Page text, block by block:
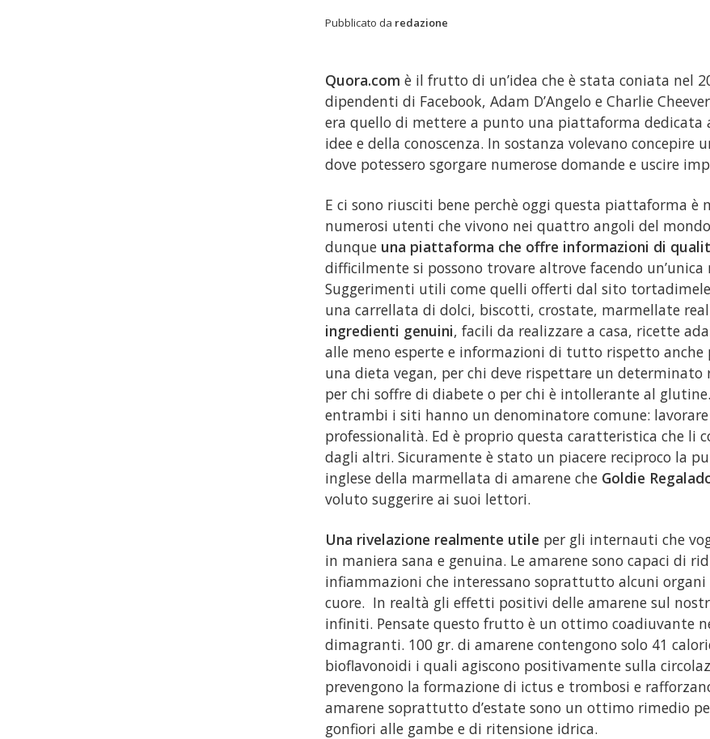
Pubblicato da redazione
Quora.com è il frutto di un’idea che è stata coniata nel
dipendenti di Facebook, Adam D’Angelo e Charlie
era quello di mettere a punto una piattaforma dedicata
idee e della conoscenza. In sostanza volevano concepire
dove potessero sgorgare numerose domande e uscire
E ci sono riusciti bene perchè oggi questa piattaforma
numerosi utenti che vivono nei quattro angoli del
dunque una piattaforma che offre informazioni di
difficilmente si possono trovare altrove facendo un’unica
Suggerimenti utili come quelli offerti dal sito
una carrellata di dolci, biscotti, crostate, marmellate
ingredienti genuini, facili da realizzare a casa, ricette
alle meno esperte e informazioni di tutto rispetto anche
una dieta vegan, per chi deve rispettare un determinato
per chi soffre di diabete o per chi è intollerante al
entrambi i siti hanno un denominatore comune: lavorare
professionalità. Ed è proprio questa caratteristica che li
dagli altri. Sicuramente è stato un piacere reciproco la
inglese della marmellata di amarene che Goldie
voluto suggerire ai suoi lettori.
Una rivelazione realmente utile per gli internauti che
in maniera sana e genuina. Le amarene sono capaci di
infiammazioni che interessano soprattutto alcuni organi
cuore. In realtà gli effetti positivi delle amarene sul
infiniti. Pensate questo frutto è un ottimo coadiuvante
dimagranti. 100 gr. di amarene contengono solo 41
bioflavonoidi i quali agiscono positivamente sulla
prevengono la formazione di ictus e trombosi e
amarene soprattutto d’estate sono un ottimo rimedio
gonfiori alle gambe e di ritensione idrica.